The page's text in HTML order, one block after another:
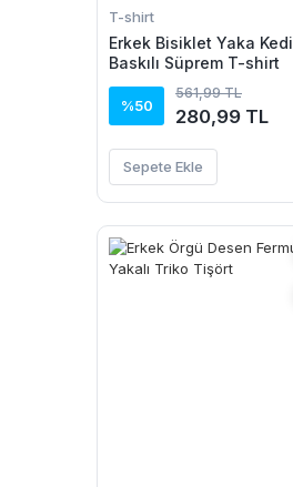
T-shirt
Erkek Bisiklet Yaka Kedi
Baskılı Süprem T-shirt
%50
561,99 TL
280,99 TL
Sepete Ekle